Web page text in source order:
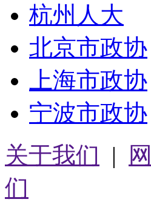
杭州人大
北京市政协
上海市政协
宁波市政协
关于我们 |
们